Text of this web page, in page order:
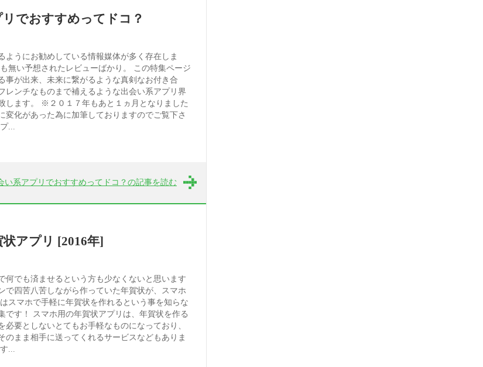
でおすすめってドコ？
ようにお勧めしている情報媒体が多く存在しま
無い予想されたレビューばかり。 この特集ページ
事が出来、未来に繋がるような真剣なお付き合
レンチなものまで補えるような出会い系アプリ界
します。 ※２０１７年もあと１ヵ月となりました
変化があった為に加筆しておりますのでご覧下さ
...
い系アプリでおすすめってドコ？の記事を読む
アプリ [2016年]
何でも済ませるという方も少なくないと思います
で四苦八苦しながら作っていた年賀状が、スマホ
スマホで手軽に年賀状を作れるという事を知らな
です！ スマホ用の年賀状アプリは、年賀状を作る
要としないとてもお手軽なものになっており、
のまま相手に送ってくれるサービスなどもありま
...